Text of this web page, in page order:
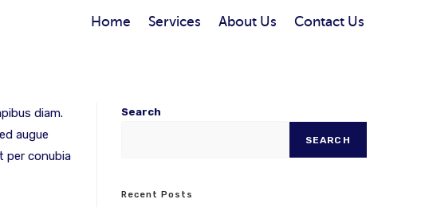
Home Services About Us Contact Us
diam.
augue
per conubia
Search
SEARCH
Recent Posts